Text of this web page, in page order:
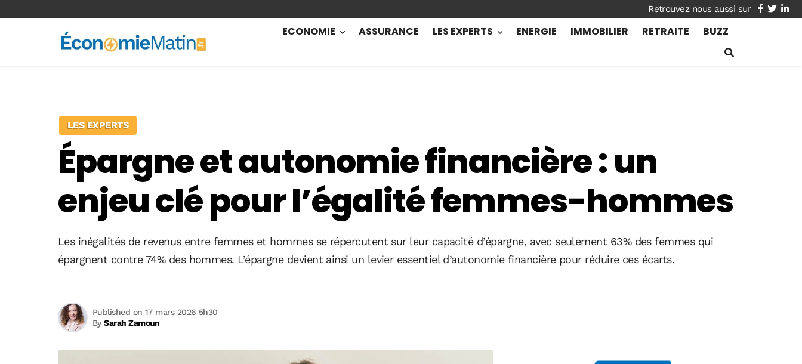
facebook
twitter
ECONOMIE ASSURANCE LES EXPERTS ENERGIE IMMOBILIER RETRAITE BUZZ
LES EXPERTS
Épargne et autonomie financière : un
enjeu clé pour l’égalité femmes-hommes
Les inégalités de revenus entre femmes et hommes se répercutent sur leur capacité d’épargne, avec seulement 63% des femmes qui
épargnent contre 74% des hommes. L’épargne devient ainsi un levier essentiel d’autonomie financière pour réduire ces écarts.
BySarah Zamoun
Published on 17 mars 2026 5h30